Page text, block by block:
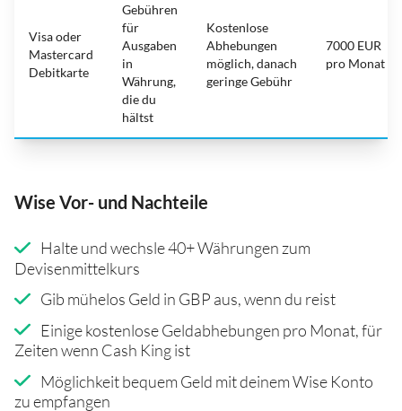
Visa oder
Mastercard
Debitkarte
Gebühren
für
Ausgaben
in
Währung,
die du
hältst
Kostenlose
Abhebungen
möglich, danach
geringe Gebühr
7000 EUR
pro Monat
Wise Vor- und Nachteile
Halte und wechsle 40+ Währungen zum
Devisenmittelkurs
Gib mühelos Geld in GBP aus, wenn du reist
Einige kostenlose Geldabhebungen pro Monat, für
Zeiten wenn Cash King ist
Möglichkeit bequem Geld mit deinem Wise Konto
zu empfangen